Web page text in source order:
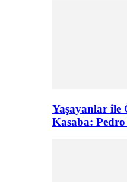
Yaşayanlar ile
Kasaba: